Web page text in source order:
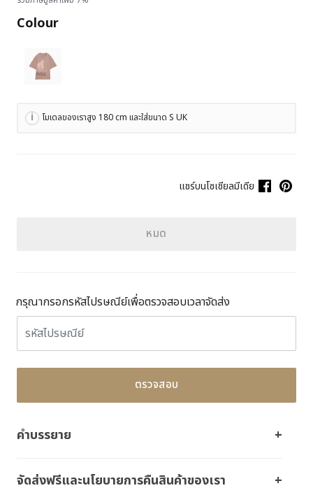
Colour
โมเดลของเราสูง 180 cm และใส่ขนาด S UK
แชร์บนโซเชียลมีเดีย
หมด
กรุณากรอกรหัสไปรษณีย์เพื่อตรวจสอบเวลาจัดส่ง
ตรวจสอบ
คำบรรยาย
จัดส่งฟรีและนโยบายการคืนสินค้าของเรา